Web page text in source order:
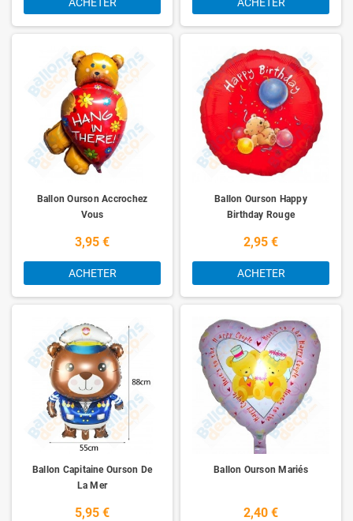
Ballon Ourson Accrochez
Vous
3,95 €
ACHETER
Ballon Ourson Happy
Birthday Rouge
2,95 €
ACHETER
Ballon Capitaine Ourson De
La Mer
5,95 €
Ballon Ourson Mariés
2,40 €